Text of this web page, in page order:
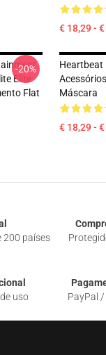
€ 18,29 -
Elite
Flat
-20%
Heartbeat
Máscara
€ 18,29 -
200 países
uso
PayPal